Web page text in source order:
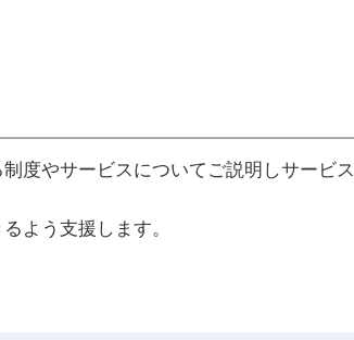
度やサービスについてご説明しサービ
よう支援します。